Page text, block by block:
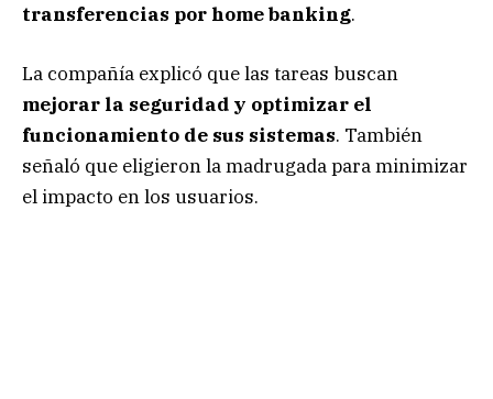
transferencias por home banking.
La compañía explicó que las tareas buscan
mejorar la seguridad y optimizar el
funcionamiento de sus sistemas. También
señaló que eligieron la madrugada para minimizar
el impacto en los usuarios.